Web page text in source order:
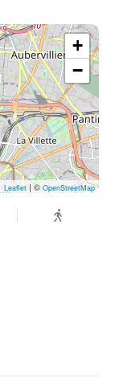
+
−
Leaflet| ©OpenStreetMap